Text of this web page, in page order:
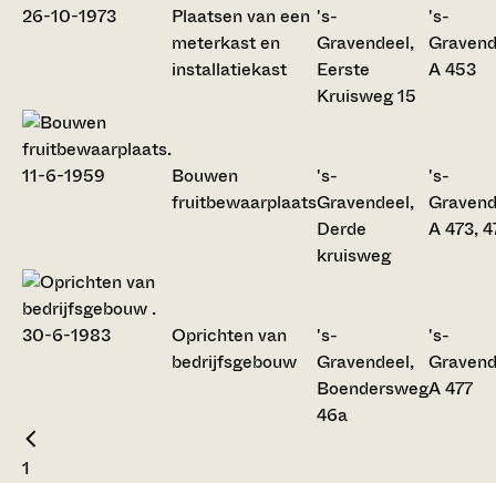
Plaatsen van een
meterkast en
installatiekast
's-
Gravendeel,
Eerste
Kruisweg 15
's-
A 453
Bouwen
fruitbewaarplaats
's-
Gravendeel,
Derde
kruisweg
's-
A 473,
Oprichten van
bedrijfsgebouw
's-
Gravendeel,
Boendersweg
46a
's-
A 477
1